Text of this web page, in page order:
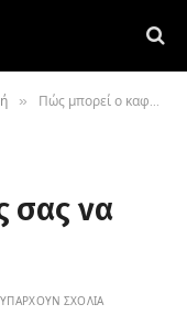
» Πώς μπορεί ο καφές σας να γίνει πιο υγιεινός
σας να
ΣΧΌΛΙΑ